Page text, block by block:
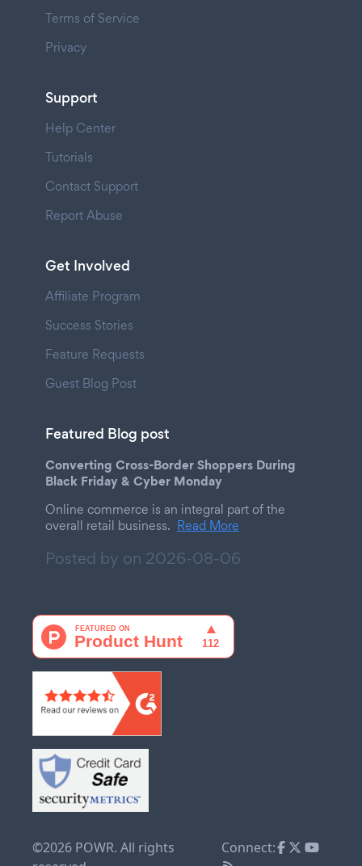
Terms of Service
Privacy
Support
Help Center
Tutorials
Contact Support
Report Abuse
Get Involved
Affiliate Program
Success Stories
Feature Requests
Guest Blog Post
Featured Blog post
Converting Cross-Border Shoppers During
Black Friday & Cyber Monday
Online commerce is an integral part of the
overall retail business. Read More
Posted by on 2026-08-06
©2026 POWR. All rights
Connect: